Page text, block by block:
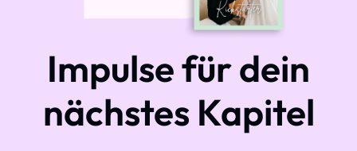
Impulse für dein
nächstes Kapitel